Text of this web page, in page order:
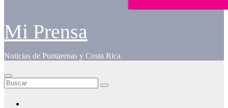
Mi Prensa
Noticias de Puntarenas y Costa Rica